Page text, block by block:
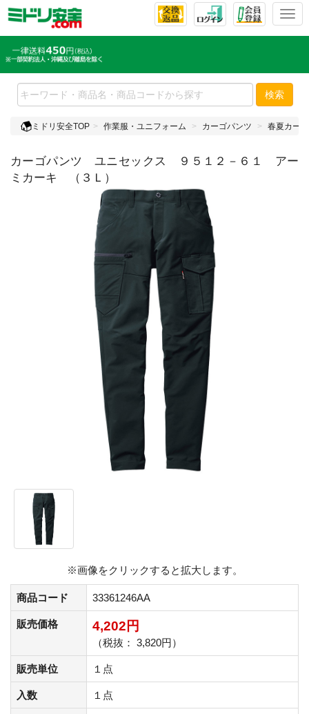
T
l
e
n
v
g
検索
ミドリ安全TOP 作業服・ユニフォーム カーゴパンツ 春夏カー
カーゴパンツ ユニセックス ９５１２－６１ アー
ミカーキ （３Ｌ）
※画像をクリックすると拡大します。
商品コード 33361246AA
販売価格 4,202円
（税抜： 3,820円）
販売単位 １点
入数 １点